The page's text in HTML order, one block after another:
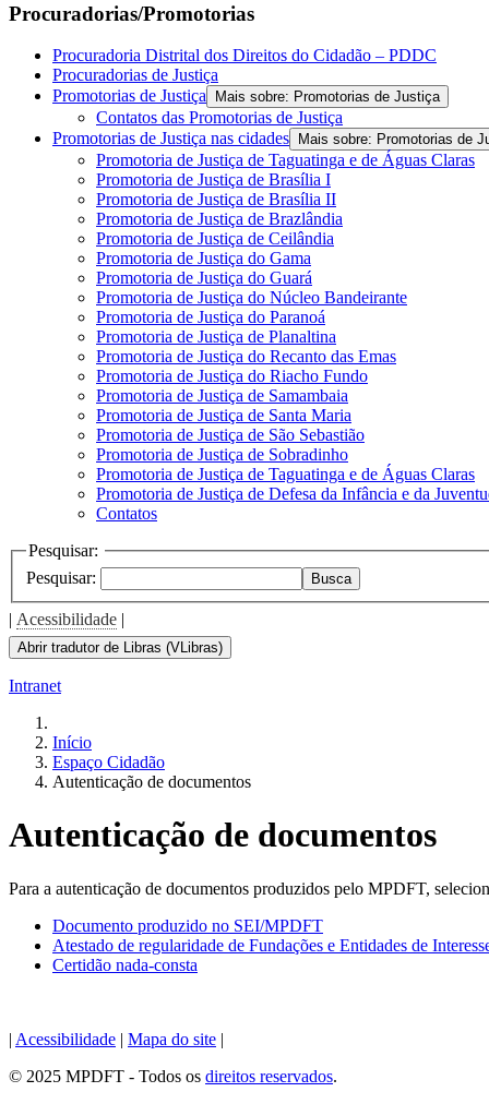
Procuradorias/Promotorias
Procuradoria Distrital dos Direitos do Cidadão – PDDC
Procuradorias de Justiça
Promotorias de Justiça
Mais sobre: Promotorias de Justiça
Contatos das Promotorias de Justiça
Promotorias de Justiça nas cidades
Mais sobre: Promotorias de
Promotoria de Justiça de Taguatinga e de Águas Claras
Promotoria de Justiça de Brasília I
Promotoria de Justiça de Brasília II
Promotoria de Justiça de Brazlândia
Promotoria de Justiça de Ceilândia
Promotoria de Justiça do Gama
Promotoria de Justiça do Guará
Promotoria de Justiça do Núcleo Bandeirante
Promotoria de Justiça do Paranoá
Promotoria de Justiça de Planaltina
Promotoria de Justiça do Recanto das Emas
Promotoria de Justiça do Riacho Fundo
Promotoria de Justiça de Samambaia
Promotoria de Justiça de Santa Maria
Promotoria de Justiça de São Sebastião
Promotoria de Justiça de Sobradinho
Promotoria de Justiça de Taguatinga e de Águas Claras
Promotoria de Justiça de Defesa da Infância e da
Contatos
Pesquisar:
Pesquisar:
Busca
| Acessibilidade |
Abrir tradutor de Libras (VLibras)
Intranet
Início
Espaço Cidadão
Autenticação de documentos
Autenticação de documentos
Para a autenticação de documentos produzidos pelo MPDFT,
Documento produzido no SEI/MPDFT
Atestado de regularidade de Fundações e Entidades de
Certidão nada-consta
| Acessibilidade | Mapa do site |
© 2025 MPDFT - Todos os direitos reservados.